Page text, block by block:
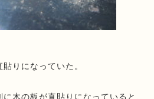
りになっていた。
木の板が直貼りになっていると、